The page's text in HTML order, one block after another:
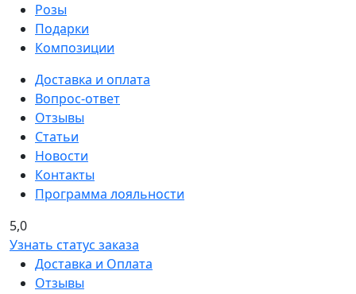
Розы
Подарки
Композиции
Доставка и оплата
Вопрос-ответ
Отзывы
Статьи
Новости
Контакты
Программа лояльности
5,0
Узнать статус заказа
Доставка и Оплата
Отзывы